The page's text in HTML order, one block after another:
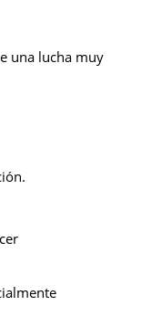
una lucha muy